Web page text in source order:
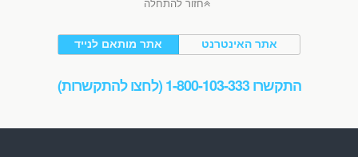
אתר מותאם לנייד אתר האינטרנט
התקשרו 1-800-103-333 (לחצו להתקשרות)